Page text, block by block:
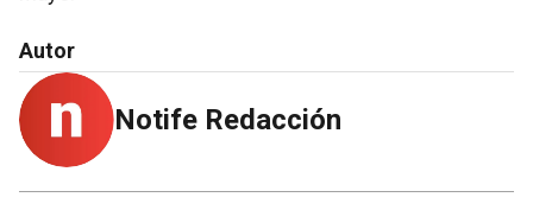
Autor
Notife Redacción